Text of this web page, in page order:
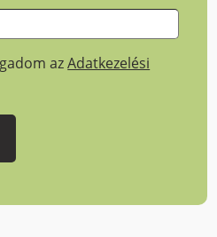
azAdatkezelési